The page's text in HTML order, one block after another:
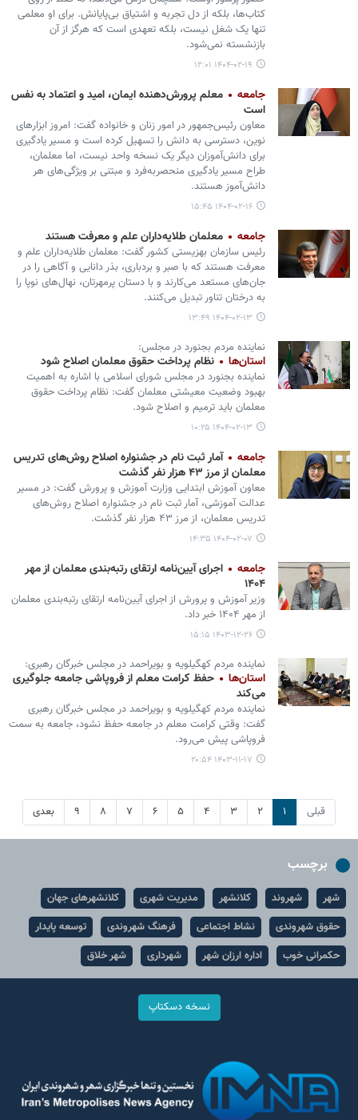
کتاب‌ها، بلکه از دل تجربه و اشتیاق بی‌پایانش. برای او معلمی
تنها یک شغل نیست، بلکه تعهدی است که هرگز از آن
بازنشسته نمی‌شود.
۱۴۰۴-۰۲-۱۹ ۱۲:۰۱
جامعه
معلم پرورش‌دهنده ایمان، امید و اعتماد به نفس
است
معاون رئیس‌جمهور در امور زنان و خانواده گفت: امروز ابزارهای
نوین، دسترسی به دانش را تسهیل کرده‌ است و مسیر یادگیری
برای دانش‌آموزان دیگر یک نسخه واحد نیست، اما معلمان،
طراح مسیر یادگیری منحصربه‌فرد و مبتنی بر ویژگی‌های هر
دانش‌آموز هستند.
۱۴۰۴-۰۲-۱۶ ۱۵:۴۵
جامعه معلمان طلایه‌داران علم و معرفت هستند
رئیس سازمان بهزیستی کشور گفت: معلمان طلایه‌داران علم و
معرفت هستند که با صبر و بردباری، بذر دانایی و آگاهی را در
جان‌های مستعد می‌کارند و با دستان پرمهرتان، نهال‌های نوپا را
به درختان تناور تبدیل می‌کنند.
۱۴۰۴-۰۲-۱۳ ۱۳:۴۹
نماینده مردم بجنورد در مجلس:
استان‌ها نظام پرداخت حقوق معلمان اصلاح شود
نماینده بجنورد در مجلس شورای اسلامی با اشاره به اهمیت
بهبود وضعیت معیشتی معلمان گفت: نظام پرداخت حقوق
معلمان باید ترمیم و اصلاح شود.
۱۴۰۴-۰۲-۱۳ ۱۰:۲۵
جامعه
آمار ثبت نام در جشنواره اصلاح روش‌های تدریس
معلمان از مرز ۴۳ هزار نفر گذشت
معاون آموزش ابتدایی وزارت آموزش و پرورش گفت: در مسیر
عدالت آموزشی، آمار ثبت نام در جشنواره اصلاح روش‌های
تدریس معلمان، از مرز ۴۳ هزار نفر گذشت.
۱۴۰۴-۰۲-۰۷ ۱۴:۳۵
جامعه
اجرای آیین‌نامه ارتقای رتبه‌بندی معلمان از مهر
۱۴۰۴
وزیر آموزش و پرورش از اجرای آیین‌نامه ارتقای رتبه‌بندی معلمان
از مهر ۱۴۰۴ خبر داد.
۱۴۰۳-۱۲-۲۶ ۱۵:۱۵
نماینده مردم کهگیلویه و بویراحمد در مجلس خبرگان رهبری:
استان‌ها
حفظ کرامت معلم از فروپاشی جامعه جلوگیری
می‌کند
نماینده مردم کهگیلویه و بویراحمد در مجلس خبرگان رهبری
گفت: وقتی کرامت معلم در جامعه حفظ نشود، جامعه به سمت
فروپاشی پیش می‌رود.
۱۴۰۳-۱۱-۱۷ ۲۰:۵۴
قبلی ۱ ۲ ۳ ۴ ۵ ۶ ۷ ۸ ۹ بعدی
برچسب
شهر شهروند کلانشهر مدیریت شهری
کلانشهرهای جهان
حقوق شهروندی
نشاط اجتماعی فرهنگ شهروندی
توسعه پایدار
حکمرانی خوب
اداره ارزان شهر شهرداری شهر خلاق
نسخه دسکتاپ